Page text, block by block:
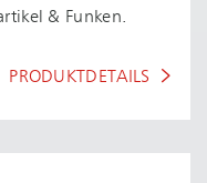
& Funken.
PRODUKTDETAILS